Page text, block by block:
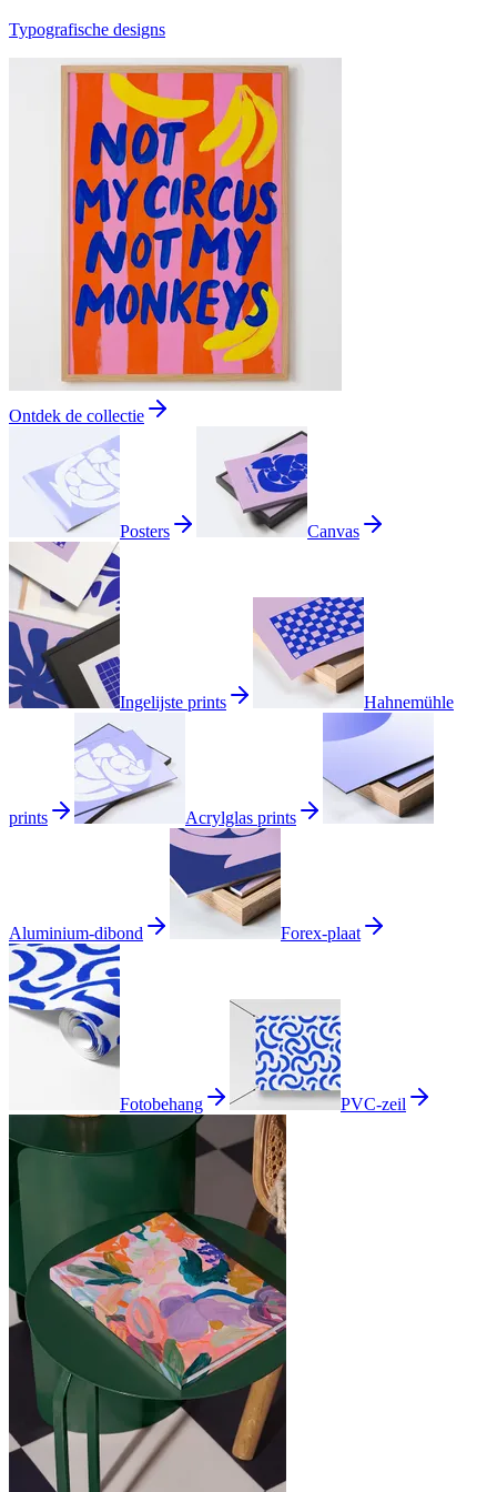
Typografische designs
Ontdek de collectie
Posters Canvas
Ingelijste prints Hahnemühle
prints Acrylglas prints
Aluminium-dibond Forex-plaat
Fotobehang PVC-zeil